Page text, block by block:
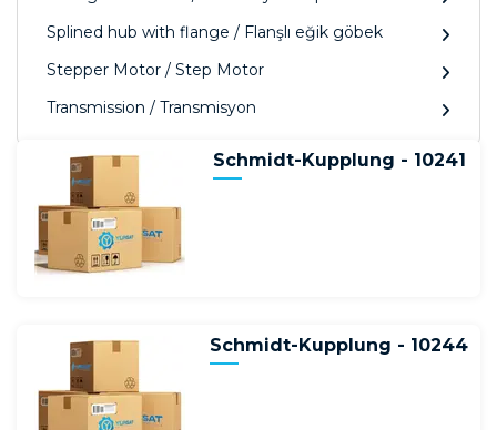
Splined hub with flange / Flanşlı eğik göbek
Stepper Motor / Step Motor
Transmission / Transmisyon
Schmidt-Kupplung - 10241
Schmidt-Kupplung - 10244